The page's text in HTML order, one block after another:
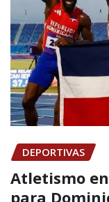
DEPORTIVAS
Atletismo
para